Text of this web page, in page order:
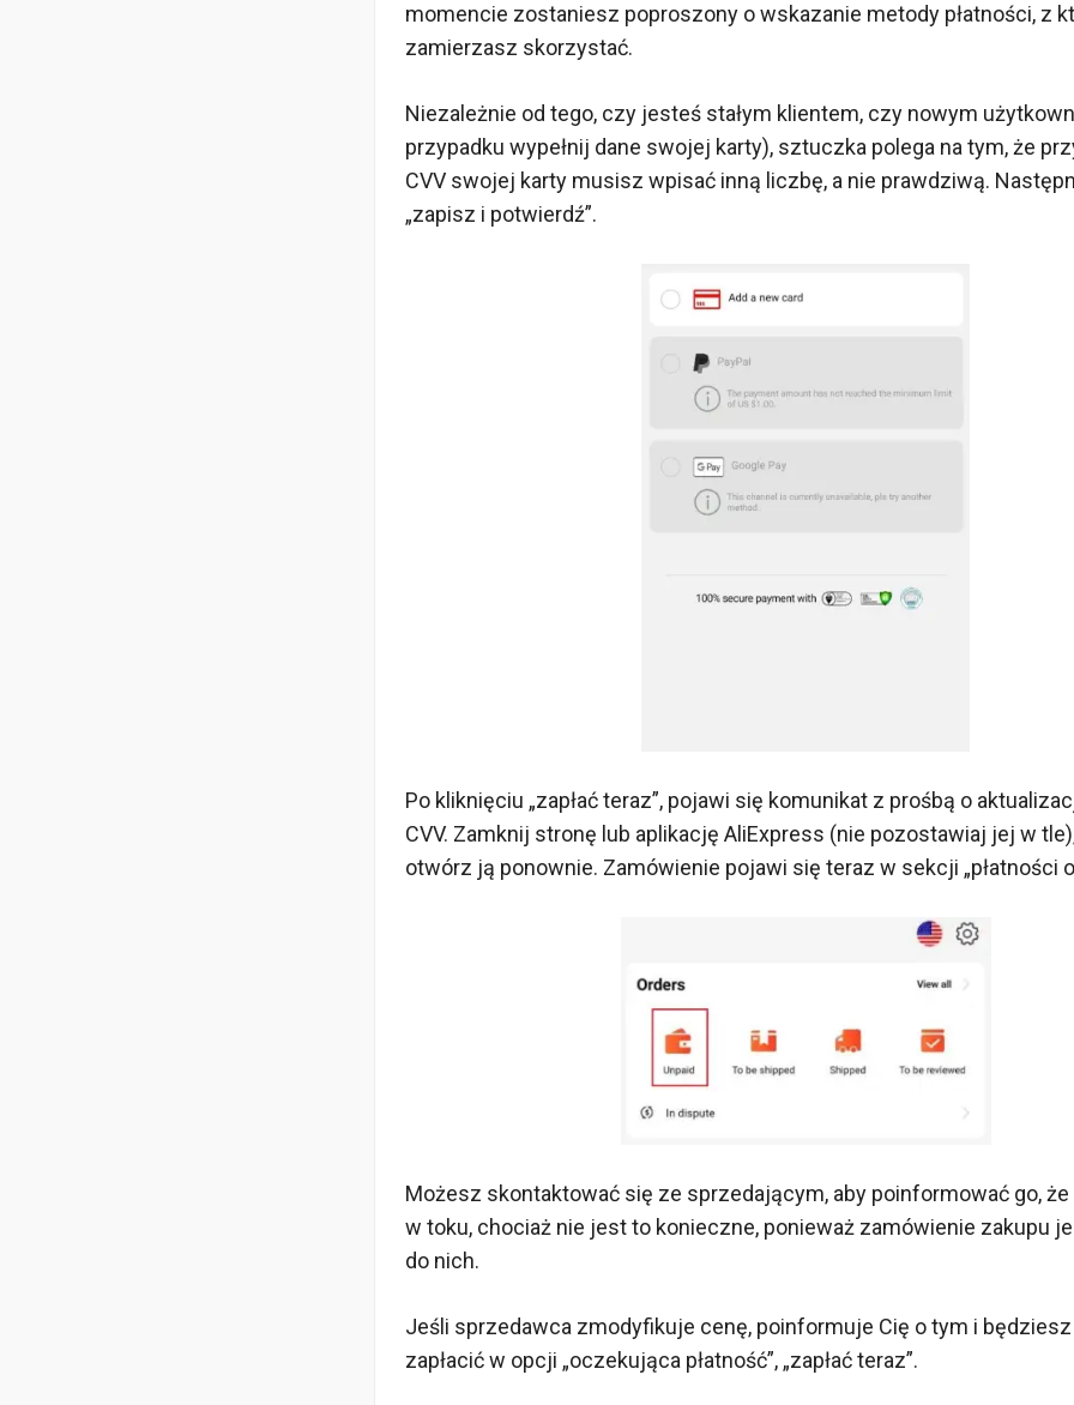
momencie zostaniesz poproszony o wskazanie metody płatności, z
zamierzasz skorzystać.
Niezależnie od tego, czy jesteś stałym klientem, czy nowym
przypadku wypełnij dane swojej karty), sztuczka polega na tym, że
CVV swojej karty musisz wpisać inną liczbę, a nie prawdziwą.
„zapisz i potwierdź”.
Po kliknięciu „zapłać teraz”, pojawi się komunikat z prośbą o
CVV. Zamknij stronę lub aplikację AliExpress (nie pozostawiaj jej w
otwórz ją ponownie. Zamówienie pojawi się teraz w sekcji „płatności
Możesz skontaktować się ze sprzedającym, aby poinformować go, że
w toku, chociaż nie jest to konieczne, ponieważ zamówienie zakupu
do nich.
Jeśli sprzedawca zmodyfikuje cenę, poinformuje Cię o tym i będziesz
zapłacić w opcji „oczekująca płatność”, „zapłać teraz”.